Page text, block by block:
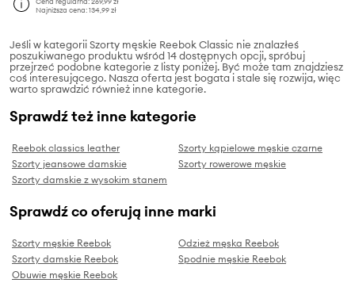
Najniższa cena:134,99 zł
Jeśli w kategorii Szorty męskie Reebok Classic nie znalazłeś
poszukiwanego produktu wśród 14 dostępnych opcji, spróbuj
przejrzeć podobne kategorie z listy poniżej. Być może tam znajdziesz
coś interesującego. Nasza oferta jest bogata i stale się rozwija, więc
warto sprawdzić również inne kategorie.
Sprawdź też inne kategorie
Reebok classics leather
Szorty kąpielowe męskie czarne
Szorty jeansowe damskie
Szorty rowerowe męskie
Szorty damskie z wysokim stanem
Sprawdź co oferują inne marki
Szorty męskie Reebok
Odzież męska Reebok
Szorty damskie Reebok
Spodnie męskie Reebok
Obuwie męskie Reebok